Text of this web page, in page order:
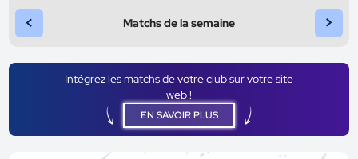
< Matchs de la semaine >
Intégrez les matchs de votre club sur votre site
web !
EN SAVOIR PLUS